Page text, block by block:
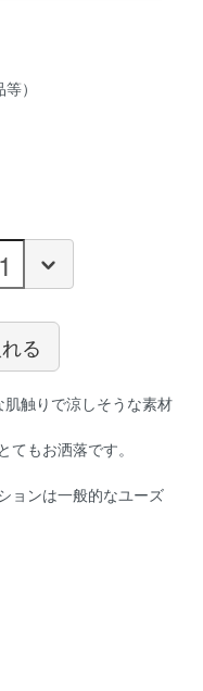
）
る
触りで涼しそうな素材
てもお洒落です。
ョンは一般的なユーズ